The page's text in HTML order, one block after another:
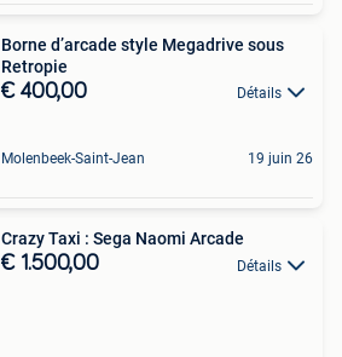
Borne d’arcade style Megadrive sous
Retropie
€ 400,00 Détails
Molenbeek-Saint-Jean 19 juin 26
Crazy Taxi : Sega Naomi Arcade
€ 1.500,00 Détails